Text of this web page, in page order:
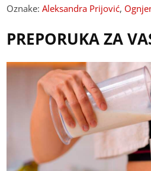
Oznake:Aleksandra Prijović,
PREPORUKA ZA